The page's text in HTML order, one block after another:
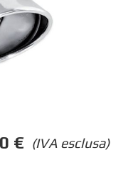
(IVA esclusa)
€